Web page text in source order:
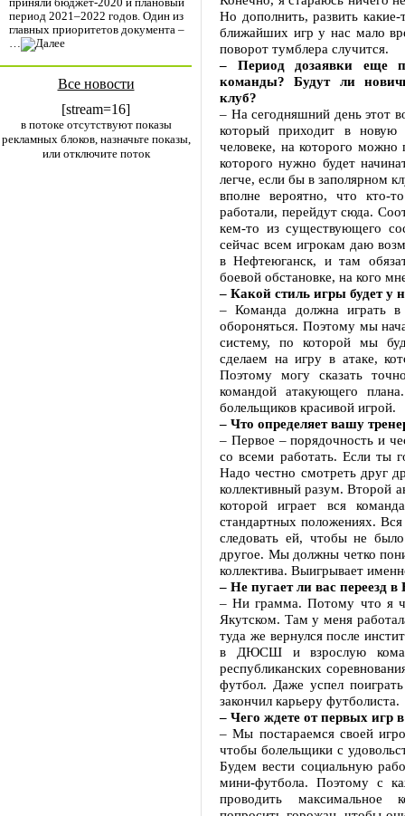
приняли бюджет-2020 и плановый
период 2021–2022 годов. Один из
главных приоритетов документа –
…
Все новости
[stream=16]
в потоке отсутствуют показы
рекламных блоков, назначьте показы,
или отключите поток
Но дополнить, развить
ближайших игр у нас мало
поворот тумблера случится.
– Период дозаявки еще
команды? Будут ли
клуб?
– На сегодняшний день этот
который приходит в
человеке, на которого
которого нужно будет
легче, если бы в заполярном
вполне вероятно, что кто-
работали, перейдут сюда.
кем-то из существующего
сейчас всем игрокам даю
в Нефтеюганск, и там
боевой обстановке, на кого
– Какой стиль игры будет у
– Команда должна играть
обороняться. Поэтому мы
систему, по которой мы
сделаем на игру в атаке,
Поэтому могу сказать
командой атакующего
болельщиков красивой игрой.
– Что определяет вашу
– Первое – порядочность и
со всеми работать. Если ты
Надо честно смотреть друг
коллективный разум. Второй
которой играет вся
стандартных положениях.
следовать ей, чтобы не
другое. Мы должны четко
коллектива. Выигрывает
– Не пугает ли вас переезд
– Ни грамма. Потому что я
Якутском. Там у меня
туда же вернулся после
в ДЮСШ и взрослую
республиканских
футбол. Даже успел
закончил карьеру футболиста.
– Чего ждете от первых игр
– Мы постараемся своей
чтобы болельщики с
Будем вести социальную
мини-футбола. Поэтому с
проводить максимальное